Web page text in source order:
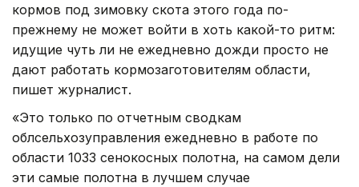
кормов под зимовку скота этого года по-
прежнему не может войти в хоть какой-то ритм:
идущие чуть ли не ежедневно дожди просто не
дают работать кормозаготовителям области,
пишет журналист.
«Это только по отчетным сводкам
облсельхозуправления ежедневно в работе по
области 1033 сенокосных полотна, на самом дели
эти самые полотна в лучшем случае